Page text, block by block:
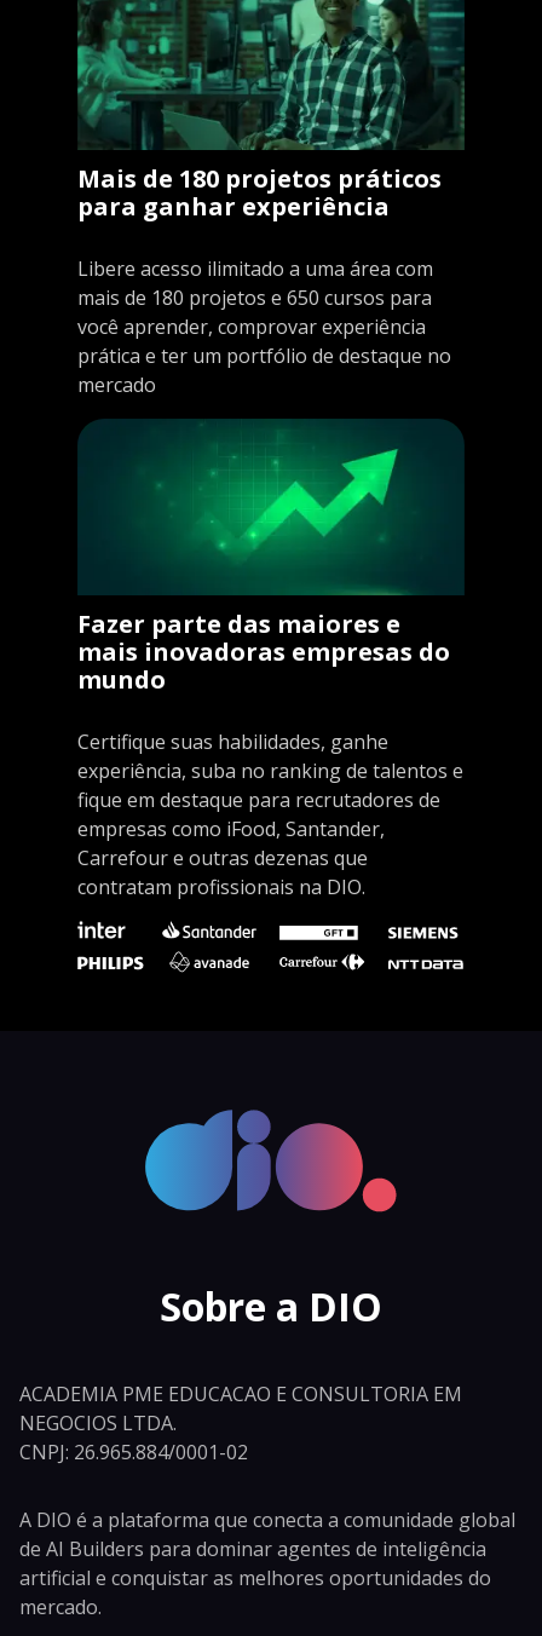
Mais de 180 projetos práticos
para ganhar experiência
Libere acesso ilimitado a uma área com
mais de 180 projetos e 650 cursos para
você aprender, comprovar experiência
prática e ter um portfólio de destaque no
mercado
Fazer parte das maiores e
mais inovadoras empresas do
mundo
Certifique suas habilidades, ganhe
experiência, suba no ranking de talentos e
fique em destaque para recrutadores de
empresas como iFood, Santander,
Carrefour e outras dezenas que
contratam profissionais na DIO.
Sobre a DIO
ACADEMIA PME EDUCACAO E CONSULTORIA EM
NEGOCIOS LTDA.
CNPJ: 26.965.884/0001-02
A DIO é a plataforma que conecta a comunidade global
de AI Builders para dominar agentes de inteligência
artificial e conquistar as melhores oportunidades do
mercado.